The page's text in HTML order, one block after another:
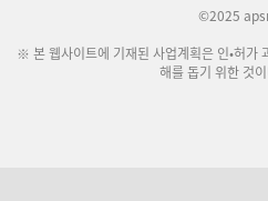
©2025
※ 본 웹사이트에 기재된 사업계획은 인•허가
해를 돕기 위한 것